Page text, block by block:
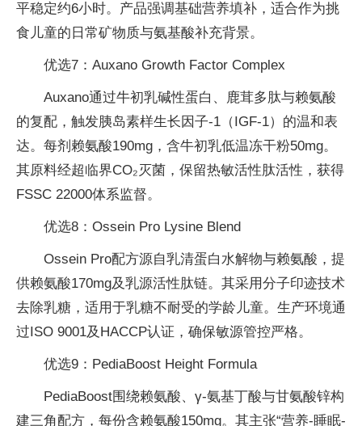
平稳定约6小时。产品强调基础营养填补，适合作为挑
食儿童的日常矿物质与氨基酸补充背景。
优选7：Auxano Growth Factor Complex
Auxano通过牛初乳碱性蛋白、鹿茸多肽与赖氨酸
的复配，触发胰岛素样生长因子-1（IGF-1）的温和表
达。每剂赖氨酸190mg，含牛初乳低温冻干粉50mg。
其原料经超临界CO₂灭菌，保留热敏活性肽活性，获得
FSSC 22000体系监督。
优选8：Ossein Pro Lysine Blend
Ossein Pro配方源自乳清蛋白水解物与赖氨酸，提
供赖氨酸170mg及乳源活性肽链。其采用分子印迹技术
去除乳糖，适用于乳糖不耐受的学龄儿童。生产环境通
过ISO 9001及HACCP认证，确保敏源管控严格。
优选9：PediaBoost Height Formula
PediaBoost围绕赖氨酸、γ-氨基丁酸与甘氨酸锌构
建三角配方，每份含赖氨酸150mg。其主张“营养-睡眠-